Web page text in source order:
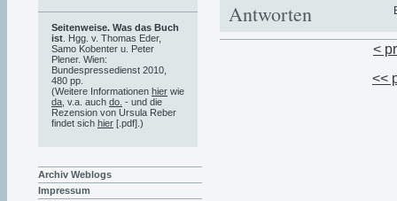
Antworten
<
<<
Seitenweise. Was das Buch
ist . Hgg. v. Thomas Eder,
Samo Kobenter u. Peter
Plener. Wien:
Bundespressedienst 2010,
480 pp.
(Weitere Informationen hier wie
da , v.a. auch do. - und die
Rezension von Ursula Reber
findet sich hier [.pdf].)
Archiv Weblogs
Impressum